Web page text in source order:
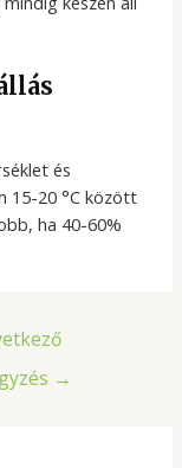
és
15-20 °C között
ha 40-60%
→